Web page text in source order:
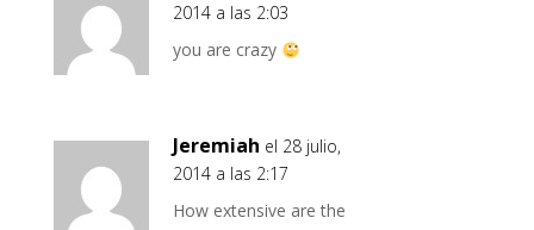
2014 a las 2:03
you are crazy
Jeremiah el 28 julio,
2014 a las 2:17
How extensive are the